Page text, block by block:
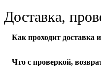
Доставка,
Как проходит доставка и
Отправляем по РФ. После
Что с проверкой,